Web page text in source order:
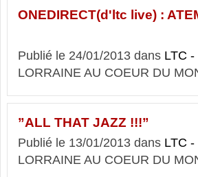
ONEDIRECT(d'ltc live) :
Publié le 24/01/2013 dans LTC -
LORRAINE AU COEUR DU
”ALL THAT JAZZ !!!”
Publié le 13/01/2013 dans LTC -
LORRAINE AU COEUR DU